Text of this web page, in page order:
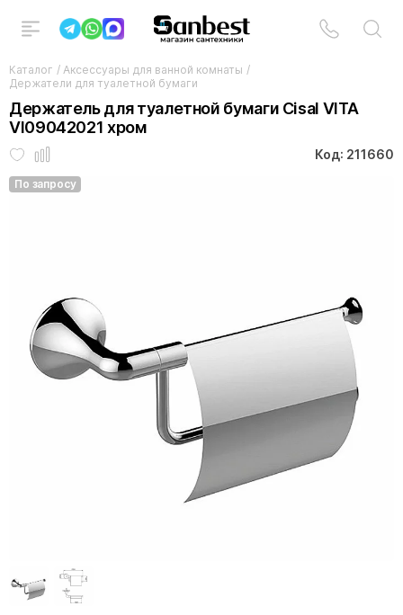
Каталог / Аксессуары для ванной комнаты /
Держатели для туалетной бумаги
Держатель для туалетной бумаги Cisal VITA
VI09042021 хром
Код: 211660
По запросу